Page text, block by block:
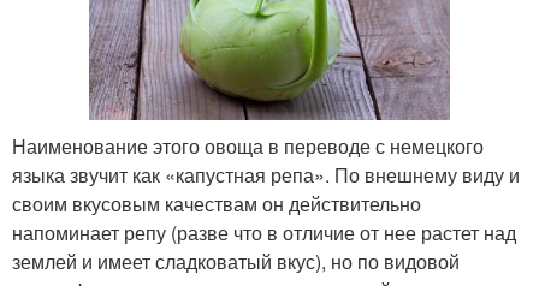
Капусты с баклажанами Салат с кольраби
Салат для похудения Витаминный салат
Наименование этого овоща в переводе с немецкого
языка звучит как «капустная репа». По внешнему виду и
своим вкусовым качествам он действительно
напоминает репу (разве что в отличие от нее растет над
землей и имеет сладковатый вкус), но по видовой